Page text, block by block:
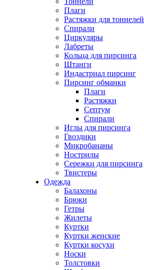
Плаги
Растяжки для тоннелей
Спирали
Циркуляры
Лабреты
Кольца для пирсинга
Штанги
Индастриал пирсинг
Пирсинг обманки
Плаги
Растяжки
Септум
Спирали
Иглы для пирсинга
Гвоздики
Микробананы
Нострилы
Сережки для пирсинга
Твистеры
Одежда
Балахоны
Брюки
Гетры
Жилеты
Куртки
Куртки женские
Куртки косухи
Носки
Толстовки